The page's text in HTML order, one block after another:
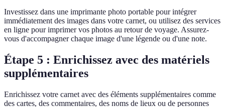
Investissez dans une imprimante photo portable pour intégrer
immédiatement des images dans votre carnet, ou utilisez des services
en ligne pour imprimer vos photos au retour de voyage. Assurez-
vous d'accompagner chaque image d'une légende ou d'une note.
Étape 5 : Enrichissez avec des matériels
supplémentaires
Enrichissez votre carnet avec des éléments supplémentaires comme
des cartes, des commentaires, des noms de lieux ou de personnes